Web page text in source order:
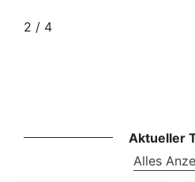
2 / von
4
Aktueller
Alles